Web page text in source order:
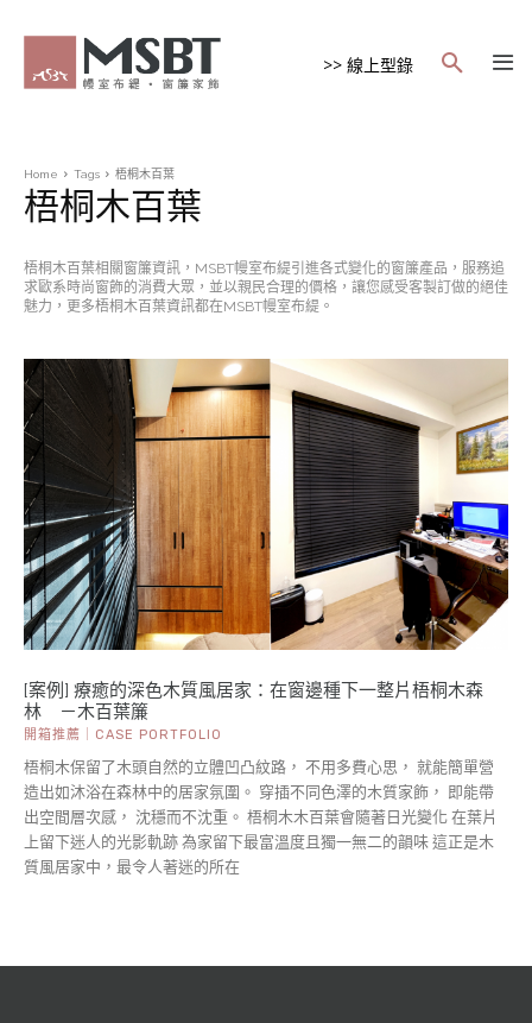
>> 線上型錄
Home Tags 梧桐木百葉
梧桐木百葉
梧桐木百葉相關窗簾資訊，MSBT幔室布緹引進各式變化的窗簾產品，服務追
求歐系時尚窗飾的消費大眾，並以親民合理的價格，讓您感受客製訂做的絕佳
魅力，更多梧桐木百葉資訊都在MSBT幔室布緹。
[案例] 療癒的深色木質風居家：在窗邊種下一整片梧桐木森
林 －木百葉簾
開箱推薦｜CASE PORTFOLIO
梧桐木保留了木頭自然的立體凹凸紋路， 不用多費心思， 就能簡單營
造出如沐浴在森林中的居家氛圍。 穿插不同色澤的木質家飾， 即能帶
出空間層次感， 沈穩而不沈重。 梧桐木木百葉會隨著日光變化 在葉片
上留下迷人的光影軌跡 為家留下最富溫度且獨一無二的韻味 這正是木
質風居家中，最令人著迷的所在